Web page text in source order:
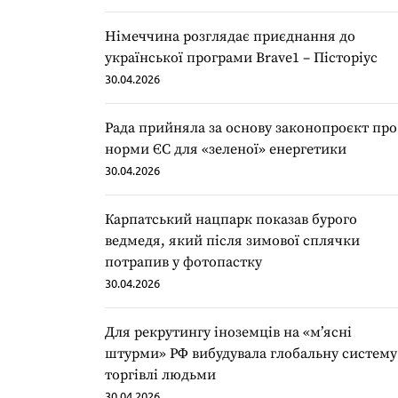
Німеччина розглядає приєднання до
української програми Brave1 – Пісторіус
30.04.2026
Рада прийняла за основу законопроєкт про
норми ЄС для «зеленої» енергетики
30.04.2026
Карпатський нацпарк показав бурого
ведмедя, який після зимової сплячки
потрапив у фотопастку
30.04.2026
Для рекрутингу іноземців на «мʼясні
штурми» РФ вибудувала глобальну систему
торгівлі людьми